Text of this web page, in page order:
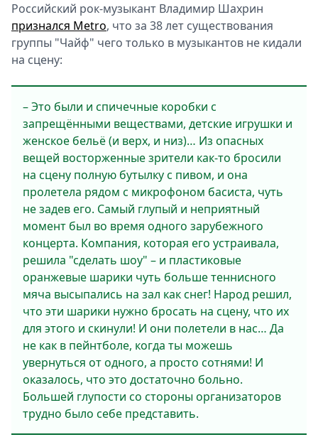
Российский рок-музыкант Владимир Шахрин
признался Metro, что за 38 лет существования
группы "Чайф" чего только в музыкантов не кидали
на сцену:
– Это были и спичечные коробки с
запрещёнными веществами, детские игрушки и
женское бельё (и верх, и низ)… Из опасных
вещей восторженные зрители как-то бросили
на сцену полную бутылку с пивом, и она
пролетела рядом с микрофоном басиста, чуть
не задев его. Самый глупый и неприятный
момент был во время одного зарубежного
концерта. Компания, которая его устраивала,
решила "сделать шоу" – и пластиковые
оранжевые шарики чуть больше теннисного
мяча высыпались на зал как снег! Народ решил,
что эти шарики нужно бросать на сцену, что их
для этого и скинули! И они полетели в нас… Да
не как в пейнтболе, когда ты можешь
увернуться от одного, а просто сотнями! И
оказалось, что это достаточно больно.
Большей глупости со стороны организаторов
трудно было себе представить.